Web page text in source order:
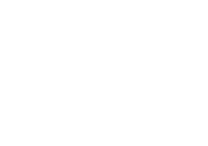
الحاد بين موجات
ونشر المواطن
المصحوبة بحبات